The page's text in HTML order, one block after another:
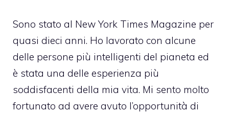
Sono stato al New York Times Magazine per
quasi dieci anni. Ho lavorato con alcune
delle persone più intelligenti del pianeta ed
è stata una delle esperienza più
soddisfacenti della mia vita. Mi sento molto
fortunato ad avere avuto l’opportunità di